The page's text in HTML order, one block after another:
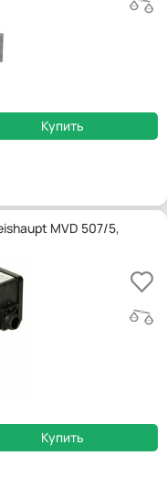
Купить
MVD 507/5,
Купить